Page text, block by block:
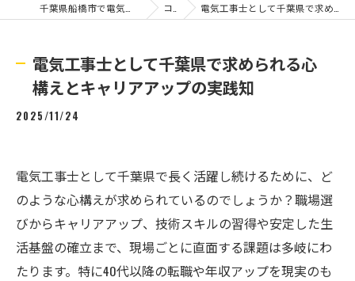
コラム 電気工事士として千葉県で求められる心構えとキャリアアップの実践知
電気工事士として千葉県で求められる心
構えとキャリアアップの実践知
2025/11/24
電気工事士として千葉県で長く活躍し続けるために、ど
のような心構えが求められているのでしょうか？職場選
びからキャリアアップ、技術スキルの習得や安定した生
活基盤の確立まで、現場ごとに直面する課題は多岐にわ
たります。特に40代以降の転職や年収アップを現実のも